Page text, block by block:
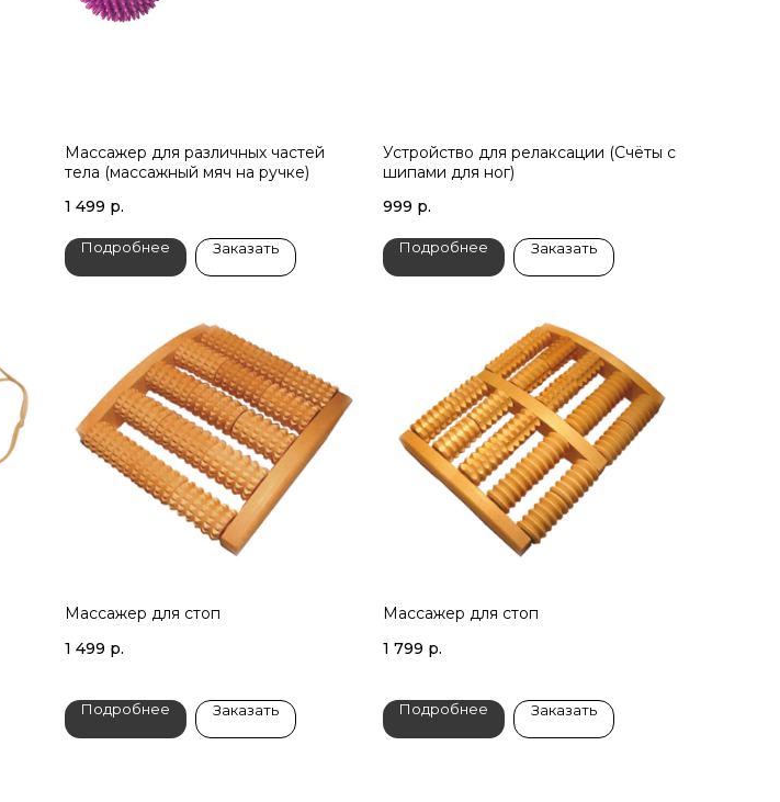
Массажер для различных частей
тела (массажный мяч на ручке)
1 499 р.
Подробнее Заказать
Устройство для релаксации (Счёты с
шипами для ног)
999 р.
Подробнее Заказать
Массажер для стоп
1 499 р.
Подробнее Заказать
Массажер для стоп
1 799 р.
Подробнее Заказать